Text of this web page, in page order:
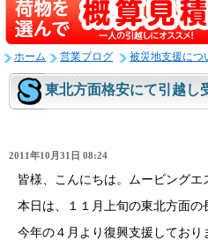
ホーム 営業ブログ 被災地支援につ
東北方面格安にて引越し
2011年10月31日 08:24
皆様、こんにちは。ムービングエ
本日は、１１月上旬の東北方面
今年の４月より復興支援してお